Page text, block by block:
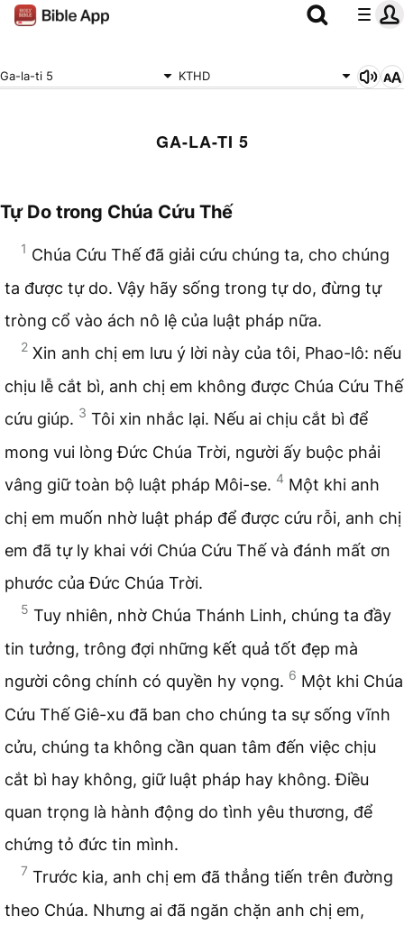
Ga-la-ti 5 KTHD
GA-LA-TI 5
Tự Do trong Chúa Cứu Thế
1 Chúa Cứu Thế đã giải cứu chúng ta, cho chúng
ta được tự do. Vậy hãy sống trong tự do, đừng tự
tròng cổ vào ách nô lệ của luật pháp nữa.
2 Xin anh chị em lưu ý lời này của tôi, Phao-lô: nếu
chịu lễ cắt bì, anh chị em không được Chúa Cứu Thế
cứu giúp. 3 Tôi xin nhắc lại. Nếu ai chịu cắt bì để
mong vui lòng Đức Chúa Trời, người ấy buộc phải
vâng giữ toàn bộ luật pháp Môi-se. 4 Một khi anh
chị em muốn nhờ luật pháp để được cứu rỗi, anh chị
em đã tự ly khai với Chúa Cứu Thế và đánh mất ơn
phước của Đức Chúa Trời.
5 Tuy nhiên, nhờ Chúa Thánh Linh, chúng ta đầy
tin tưởng, trông đợi những kết quả tốt đẹp mà
người công chính có quyền hy vọng. 6 Một khi Chúa
Cứu Thế Giê-xu đã ban cho chúng ta sự sống vĩnh
cửu, chúng ta không cần quan tâm đến việc chịu
cắt bì hay không, giữ luật pháp hay không. Điều
quan trọng là hành động do tình yêu thương, để
chứng tỏ đức tin mình.
7 Trước kia, anh chị em đã thẳng tiến trên đường
theo Chúa. Nhưng ai đã ngăn chặn anh chị em,